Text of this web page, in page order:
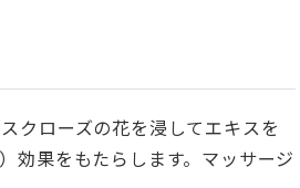
クローズの花を浸してエキスを
効果をもたらします。マッサージ